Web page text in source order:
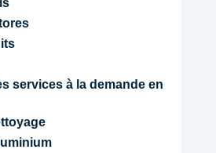
services à la demande en